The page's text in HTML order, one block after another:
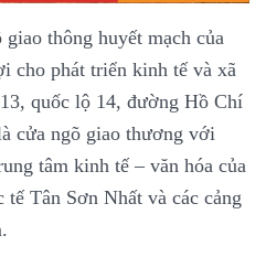
thông huyết mạch của
cho phát triển kinh tế và xã
quốc lộ 14, đường Hồ Chí
cửa ngõ giao thương với
tâm kinh tế – văn hóa của
tế Tân Sơn Nhất và các cảng